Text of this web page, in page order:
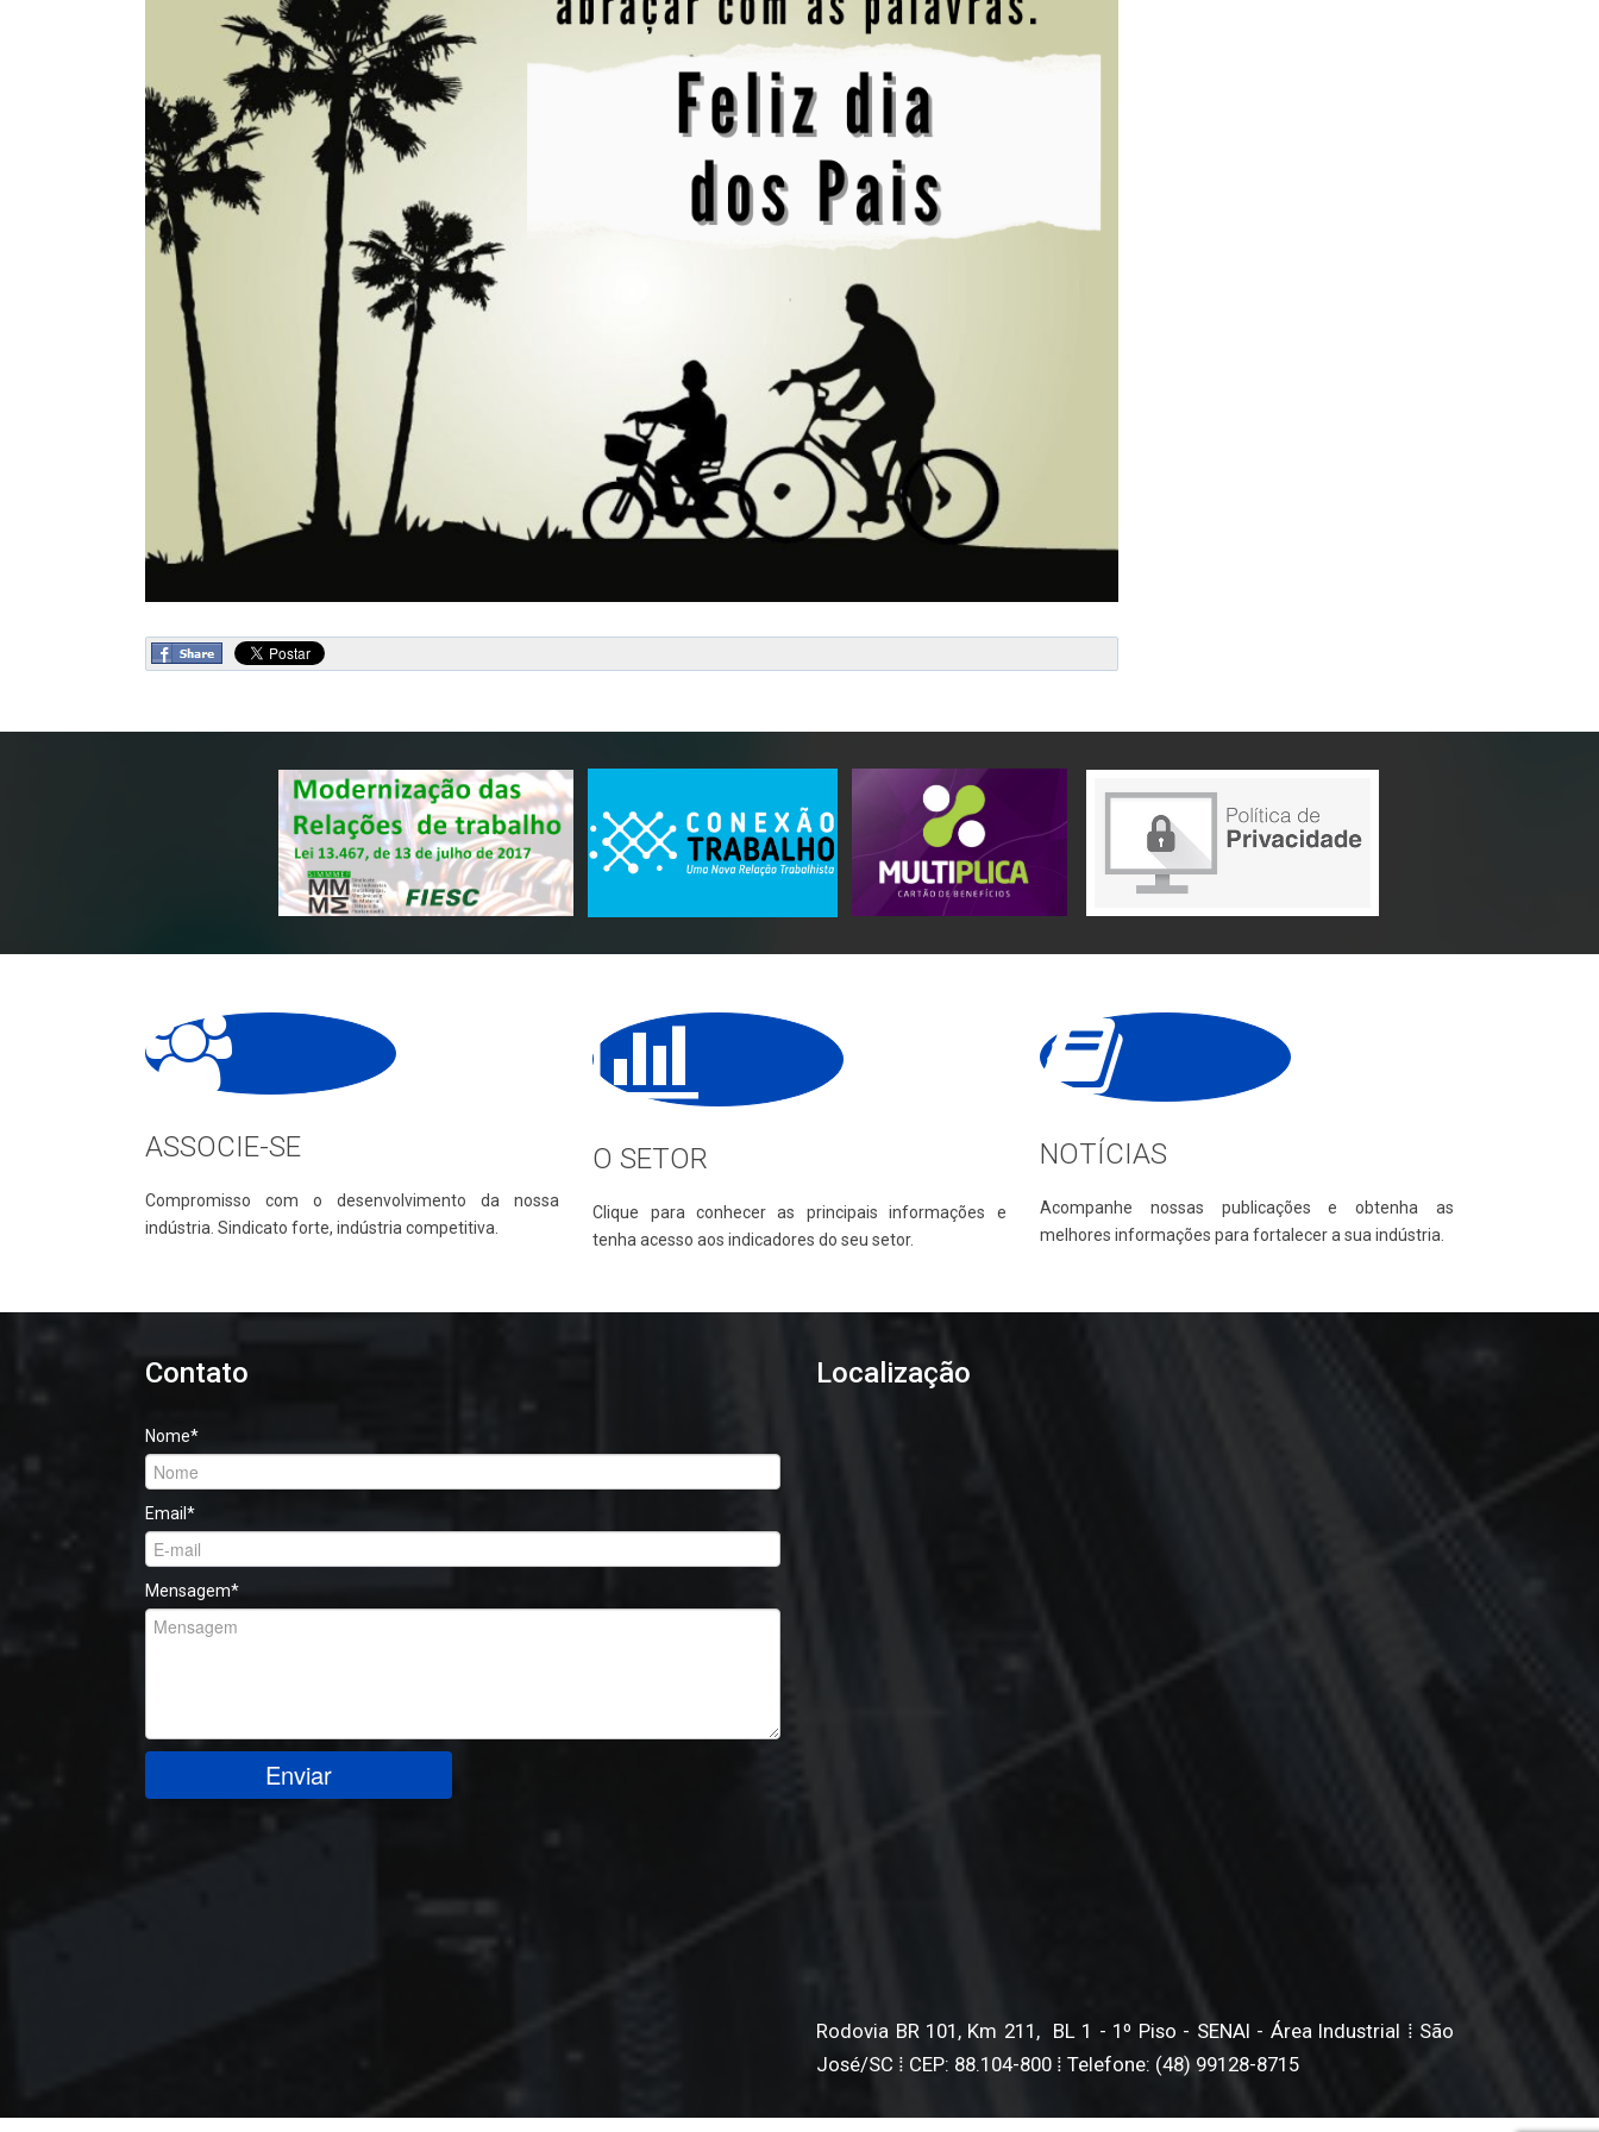
ASSOCIE-SE
Compromisso com o desenvolvimento da nossa
indústria. Sindicato forte, indústria competitiva.
O SETOR
Clique para conhecer as principais informações e
tenha acesso aos indicadores do seu setor.
NOTÍCIAS
Acompanhe nossas publicações e obtenha as
melhores informações para fortalecer a sua indústria.
Contato
Nome*
Email *
Mensagem*
Enviar
Localização
Rodovia BR 101, Km 211, BL 1 - 1º Piso - SENAI - Área Industrial ⁞ São
José/SC ⁞ CEP: 88.104-800 ⁞ Telefone: (48) 99128-8715